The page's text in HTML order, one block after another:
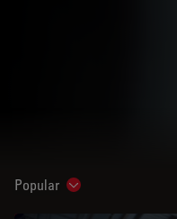
Popular Show subnavigation